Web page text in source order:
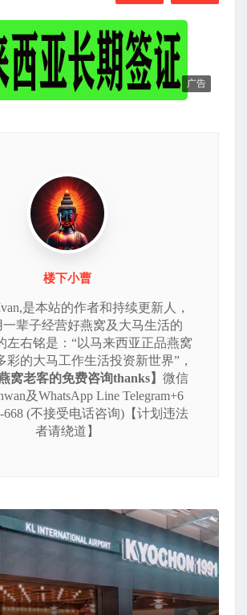
广告
楼下小曹
是本站的作者和持续更新人，
一辈子经营好燕窝及大马生活的
左右铭是：“以马来西亚正品燕窝
彩的大马工作生活投资新世界”，
窝老客的免费咨询thanks】 微信
及WhatsApp Line Telegram+6
668 (不接受电话咨询)【计划违法
者请绕道】